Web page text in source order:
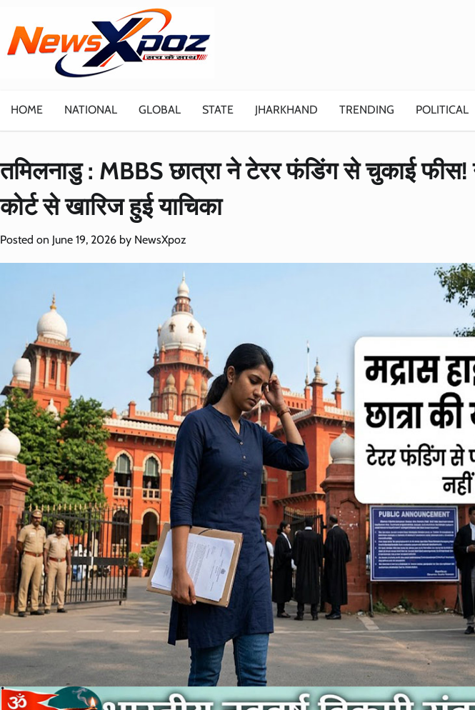
content
HOME NATIONAL GLOBAL STATE JHARKHAND TRENDING POLITICAL
तमिलनाडु : MBBS छात्रा ने टेरर फंडिंग से चुकाई फीस!
कोर्ट से खारिज हुई याचिका
Posted on June 19, 2026 by NewsXpoz